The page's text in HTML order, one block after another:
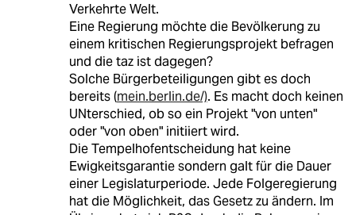
Verkehrte Welt.
Eine Regierung möchte die Bevölkerung zu
einem kritischen Regierungsprojekt befragen
und die taz ist dagegen?
Solche Bürgerbeteiligungen gibt es doch
bereits (mein.berlin.de/). Es macht doch keinen
UNterschied, ob so ein Projekt "von unten"
oder "von oben" initiiert wird.
Die Tempelhofentscheidung hat keine
Ewigkeitsgarantie sondern galt für die Dauer
einer Legislaturperiode. Jede Folgeregierung
hat die Möglichkeit, das Gesetz zu ändern. Im